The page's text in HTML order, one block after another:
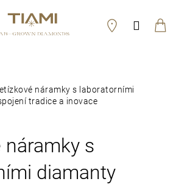
náramky s laboratorními
tradice a inovace
náramky s
diamanty